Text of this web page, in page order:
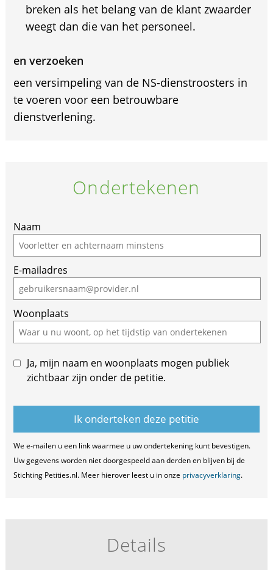
breken als het belang van de klant zwaarder
weegt dan die van het personeel.
en verzoeken
een versimpeling van de NS-dienstroosters in
te voeren voor een betrouwbare
dienstverlening.
Ondertekenen
If
you
are
a
human,
ignore
this
field
Naam
E-mailadres
Woonplaats
Ja, mijn naam en woonplaats mogen publiek
zichtbaar zijn onder de petitie.
We e-mailen u een link waarmee u uw ondertekening kunt bevestigen.
Uw gegevens worden niet doorgespeeld aan derden en blijven bij de
Stichting Petities.nl. Meer hierover leest u in onze privacyverklaring.
Details